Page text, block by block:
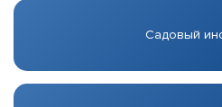
Садовый